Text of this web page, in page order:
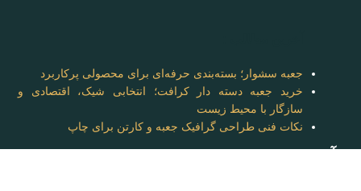
جعبه سشوار؛ بسته‌بندی حرفه‌ای برای محصولی پرکاربرد
خرید جعبه دسته دار کرافت؛ انتخابی شیک، اقتصادی و
سازگار با محیط زیست
نکات فنی طراحی گرافیک جعبه و کارتن برای چاپ